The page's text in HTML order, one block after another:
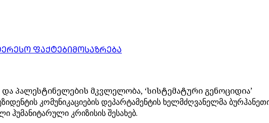
ᲤᲐᲥᲢᲔᲑᲘᲛᲝᲡᲐᲖᲠᲔᲑᲐ
პალესტინელების მკვლელობა, ‘სისტემატური გენოციდია’
კომუნიკაციების დეპარტამენტის ხელმძღვანელმა
კრიზისის შესახებ.